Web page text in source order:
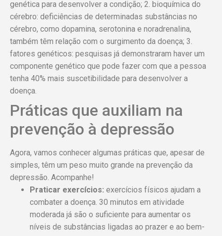
genética para desenvolver a condição; 2. bioquímica do
cérebro: deficiências de determinadas substâncias no
cérebro, como dopamina, serotonina e noradrenalina,
também têm relação com o surgimento da doença; 3.
fatores genéticos: pesquisas já demonstraram haver um
componente genético que pode fazer com que a pessoa
tenha 40% mais suscetibilidade para desenvolver a
doença.
Práticas que auxiliam na
prevenção à depressão
Agora, vamos conhecer algumas práticas que, apesar de
simples, têm um peso muito grande na prevenção da
depressão. Acompanhe!
Praticar exercícios: exercícios físicos ajudam a
combater a doença. 30 minutos em atividade
moderada já são o suficiente para aumentar os
níveis de substâncias ligadas ao prazer e ao bem-